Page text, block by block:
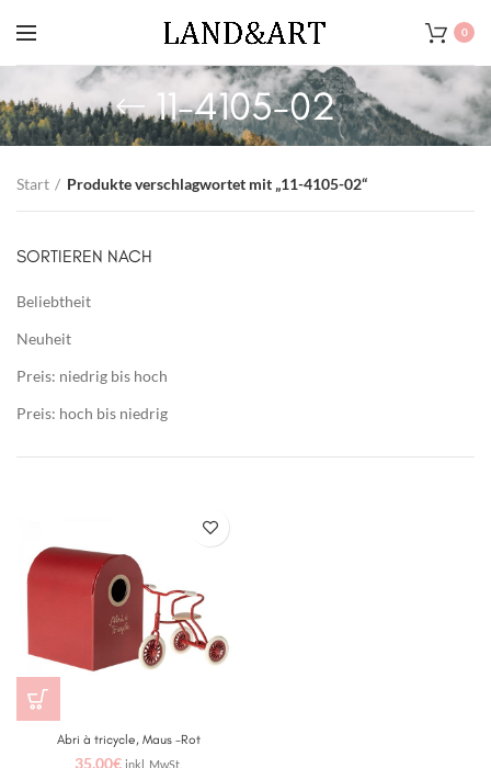
0
11-4105-02
Start Produkte verschlagwortet mit „11-4105-02“
SORTIEREN NACH
Beliebtheit
Neuheit
Preis: niedrig bis hoch
Preis: hoch bis niedrig
Abri à tricycle, Maus -Rot
35.00€ inkl. MwSt.